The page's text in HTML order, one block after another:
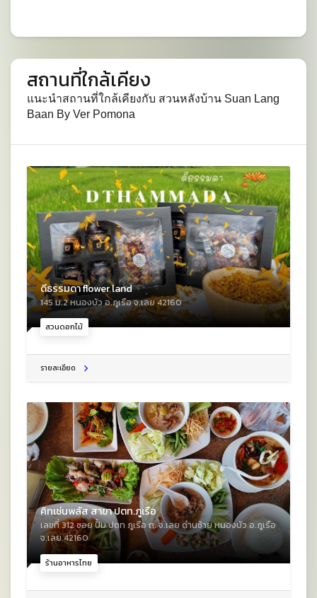
สถานที่ใกล้เคียง
แนะนำสถานที่ใกล้เคียงกับ สวนหลังบ้าน Suan Lang
Baan By Ver Pomona
สวนดอกไม้
ดีธรรมดา flower land
145 ม.2 หนองบัว อ.ภูเรือ จ.เลย 42160
รายละเอียด
ร้านอาหารไทย
คิทเช่นพลัส สาขา ปตท.ภูเรือ
เลขที่ 312 ซอย ปั้ม ปตท ภูเรือ ถ. จ.เลย ด่านซ้าย หนองบัว อ.ภูเรือ
จ.เลย 42160